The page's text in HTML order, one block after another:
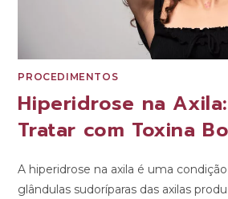
PROCEDIMENTOS
Hiperidrose na
Tratar com Toxina
A hiperidrose na axila é uma
glândulas sudoríparas das axilas